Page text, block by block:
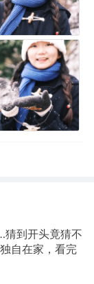
到开头竟猜不
自在家，看完